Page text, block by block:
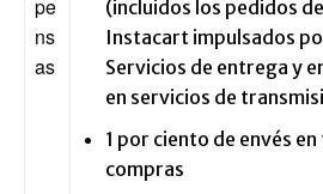
pe
ns
as
(incluidos los pedidos
Instacart impulsados
Servicios de entrega y
en servicios de
1 por ciento de envés
compras